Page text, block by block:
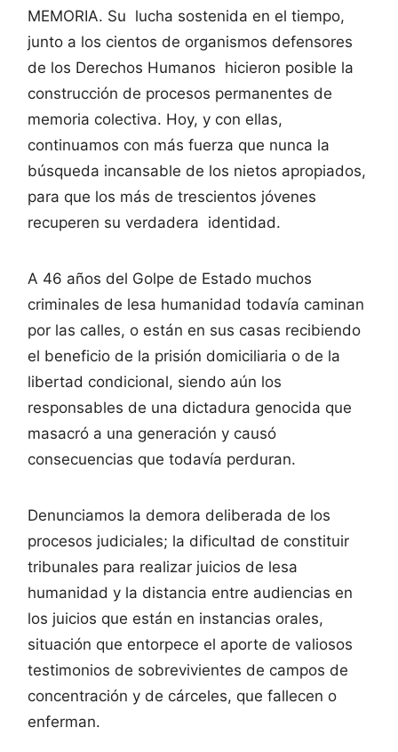
MEMORIA. Su lucha sostenida en el tiempo,
junto a los cientos de organismos defensores
de los Derechos Humanos hicieron posible la
construcción de procesos permanentes de
memoria colectiva. Hoy, y con ellas,
continuamos con más fuerza que nunca la
búsqueda incansable de los nietos apropiados,
para que los más de trescientos jóvenes
recuperen su verdadera identidad.
A 46 años del Golpe de Estado muchos
criminales de lesa humanidad todavía caminan
por las calles, o están en sus casas recibiendo
el beneficio de la prisión domiciliaria o de la
libertad condicional, siendo aún los
responsables de una dictadura genocida que
masacró a una generación y causó
consecuencias que todavía perduran.
Denunciamos la demora deliberada de los
procesos judiciales; la dificultad de constituir
tribunales para realizar juicios de lesa
humanidad y la distancia entre audiencias en
los juicios que están en instancias orales,
situación que entorpece el aporte de valiosos
testimonios de sobrevivientes de campos de
concentración y de cárceles, que fallecen o
enferman.